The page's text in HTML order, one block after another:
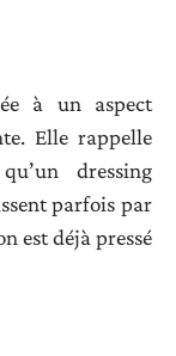
à un aspect
Elle rappelle
dressing
parfois par
est déjà pressé